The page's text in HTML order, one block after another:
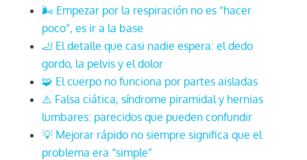
🌬️ Empezar por la respiración no es “hacer
poco”, es ir a la base
🦶 El detalle que casi nadie espera: el dedo
gordo, la pelvis y el dolor
🧩 El cuerpo no funciona por partes aisladas
⚠️ Falsa ciática, síndrome piramidal y hernias
lumbares: parecidos que pueden confundir
💡 Mejorar rápido no siempre significa que el
problema era “simple”